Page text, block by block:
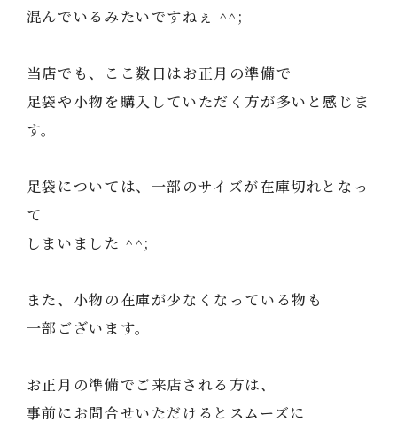
混んでいるみたいですねぇ ^^;
当店でも、ここ数日はお正月の準備で
足袋や小物を購入していただく方が多いと感じま
す。
足袋については、一部のサイズが在庫切れとなっ
て
しまいました ^^;
また、小物の在庫が少なくなっている物も
一部ございます。
お正月の準備でご来店される方は、
事前にお問合せいただけるとスムーズに